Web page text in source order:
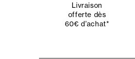
Livraison
offerte dès
60€ d’achat*